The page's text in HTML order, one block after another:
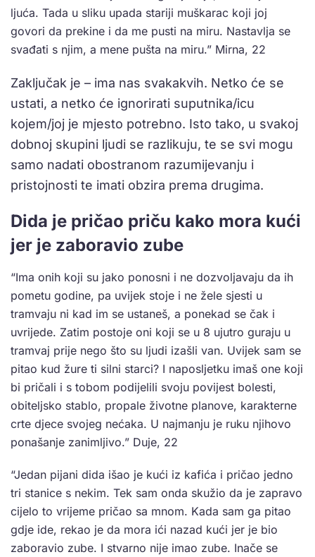
ljuća. Tada u sliku upada stariji muškarac koji joj
govori da prekine i da me pusti na miru. Nastavlja se
svađati s njim, a mene pušta na miru.” Mirna, 22
Zaključak je – ima nas svakakvih. Netko će se
ustati, a netko će ignorirati suputnika/icu
kojem/joj je mjesto potrebno. Isto tako, u svakoj
dobnoj skupini ljudi se razlikuju, te se svi mogu
samo nadati obostranom razumijevanju i
pristojnosti te imati obzira prema drugima.
Dida je pričao priču kako mora kući
jer je zaboravio zube
“Ima onih koji su jako ponosni i ne dozvoljavaju da ih
pometu godine, pa uvijek stoje i ne žele sjesti u
tramvaju ni kad im se ustaneš, a ponekad se čak i
uvrijede. Zatim postoje oni koji se u 8 ujutro guraju u
tramvaj prije nego što su ljudi izašli van. Uvijek sam se
pitao kud žure ti silni starci? I naposljetku imaš one koji
bi pričali i s tobom podijelili svoju povijest bolesti,
obiteljsko stablo, propale životne planove, karakterne
crte djece svojeg nećaka. U najmanju je ruku njihovo
ponašanje zanimljivo.” Duje, 22
“Jedan pijani dida išao je kući iz kafića i pričao jedno
tri stanice s nekim. Tek sam onda skužio da je zapravo
cijelo to vrijeme pričao sa mnom. Kada sam ga pitao
gdje ide, rekao je da mora ići nazad kući jer je bio
zaboravio zube. I stvarno nije imao zube. Inače se